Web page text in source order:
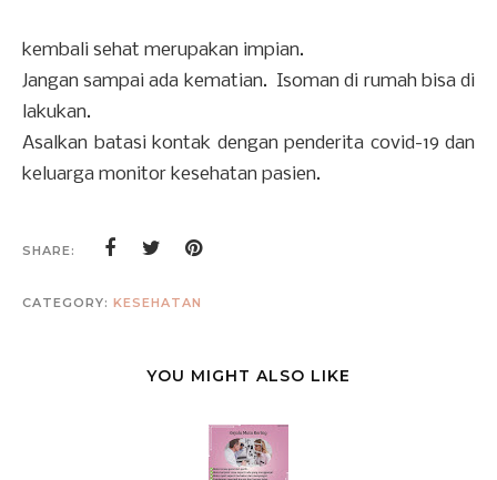
kembali sehat merupakan impian.
Jangan sampai ada kematian. Isoman di rumah bisa di
lakukan.
Asalkan batasi kontak dengan penderita covid-19 dan
keluarga monitor kesehatan pasien.
SHARE:
CATEGORY: KESEHATAN
YOU MIGHT ALSO LIKE